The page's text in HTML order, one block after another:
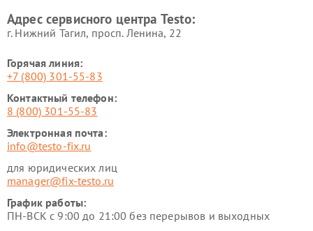
Адрес сервисного центра Testo:
г. Нижний Тагил, просп. Ленина, 22
Горячая линия:
+7 (800) 301-55-83
Контактный телефон:
8 (800) 301-55-83
Электронная почта:
info@testo-fix.ru
для юридических лиц
manager@fix-testo.ru
График работы:
ПН-ВСК с 9:00 до 21:00 без перерывов и выходных